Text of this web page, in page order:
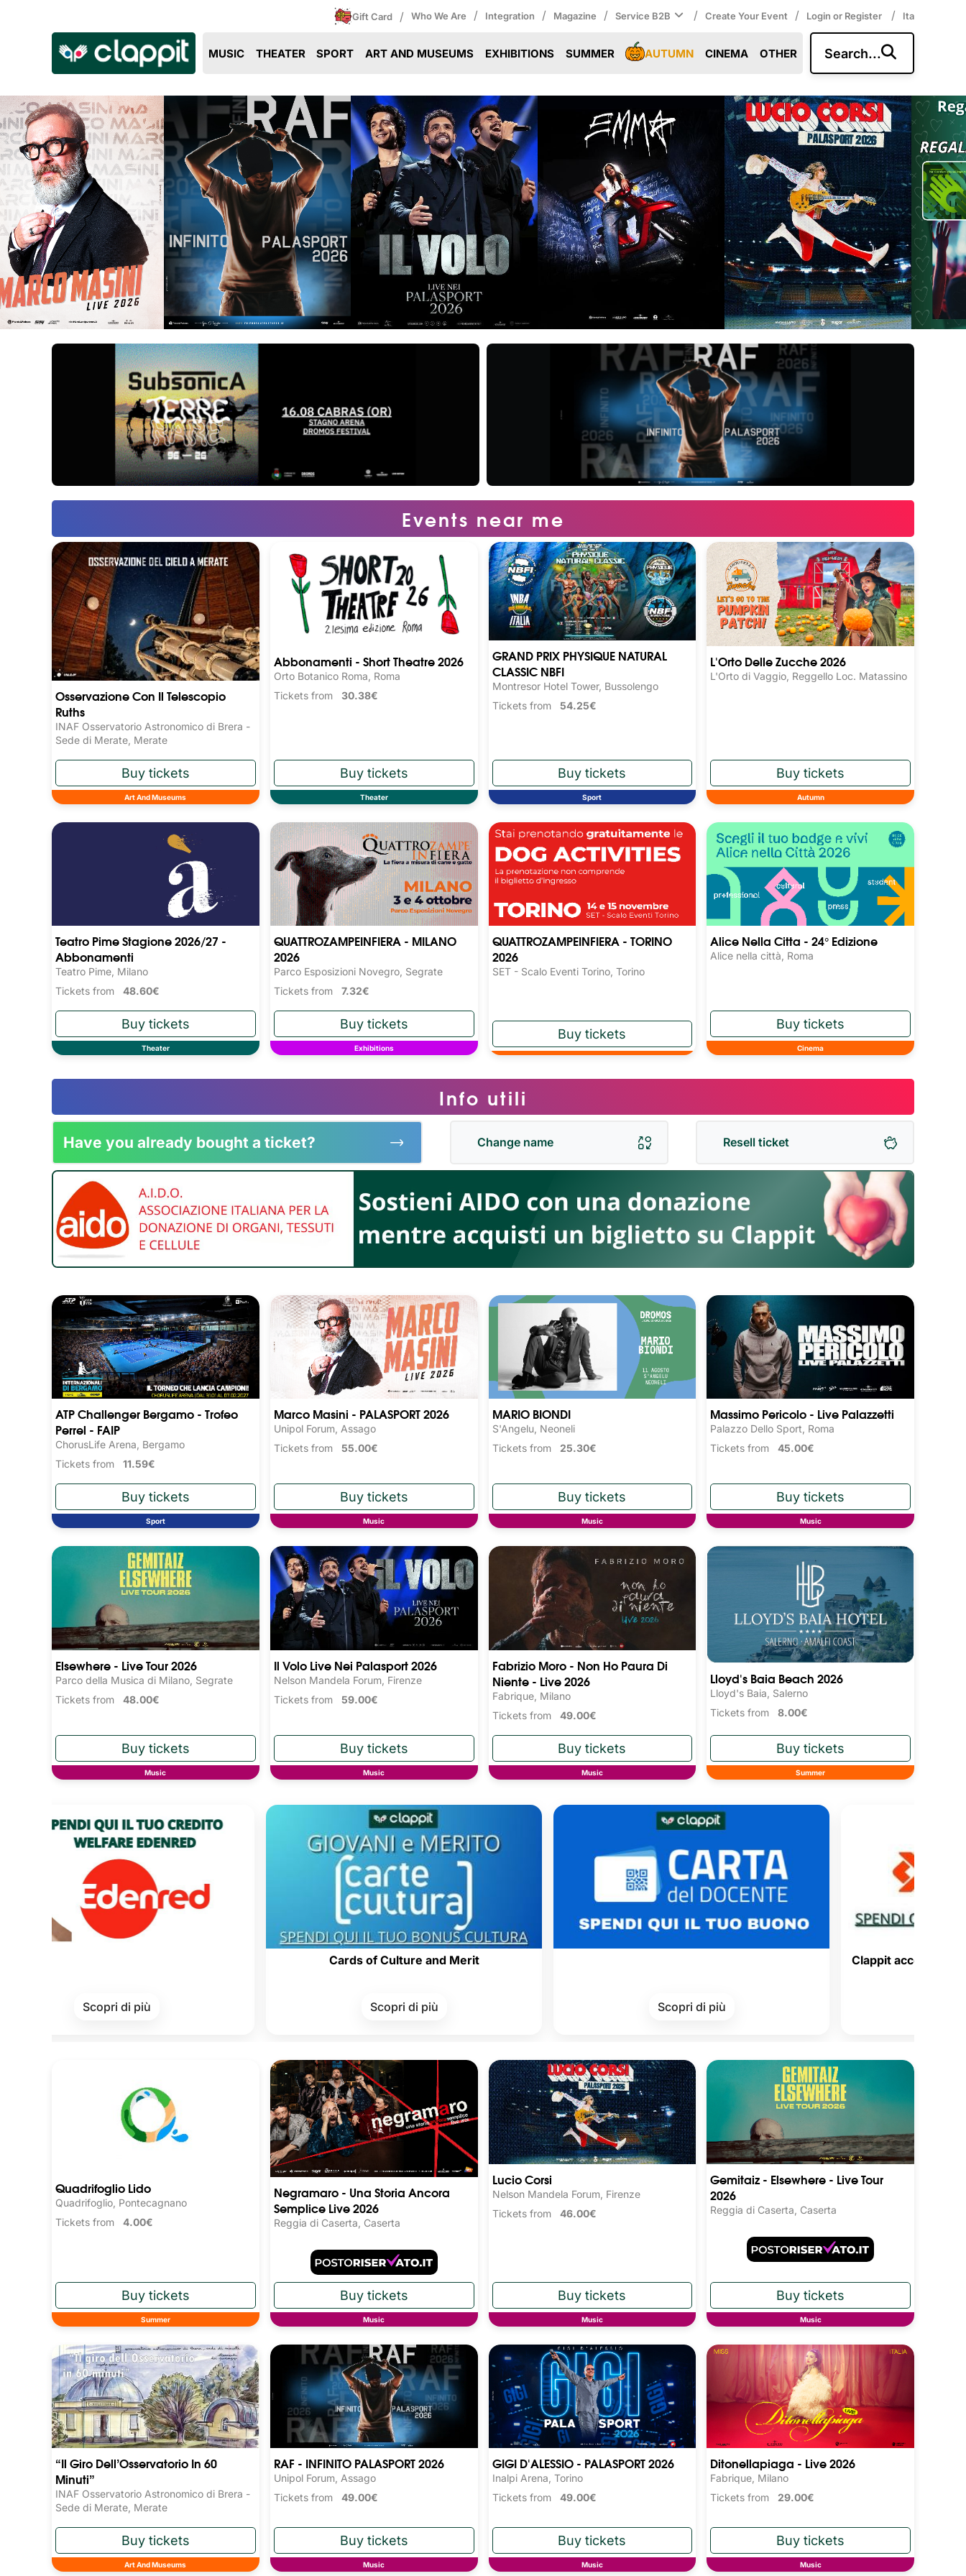
Gift Card / Who We Are / Integration / Magazine / Service B2B / Create Your Event / Login or Register / Ita
Clappit
biglietteria
MUSIC THEATER SPORT ART AND MUSEUMS EXHIBITIONS SUMMER AUTUMN CINEMA OTHER Search...
Events near me
Osservazione Con Il Telescopio
Ruths
INAF Osservatorio Astronomico di Brera -
Sede di Merate, Merate
Art And Museums
Abbonamenti - Short Theatre 2026
Orto Botanico Roma, Roma
Tickets from 30.38€
Theater
GRAND PRIX PHYSIQUE NATURAL
CLASSIC NBFI
Montresor Hotel Tower, Bussolengo
Tickets from 54.25€
Sport
L'Orto Delle Zucche 2026
L'Orto di Vaggio, Reggello Loc. Matassino
Autumn
Teatro Pime Stagione 2026/27 -
Abbonamenti
Teatro Pime, Milano
Tickets from 48.60€
Theater
QUATTROZAMPEINFIERA - MILANO
2026
Parco Esposizioni Novegro, Segrate
Tickets from 7.32€
Exhibitions
QUATTROZAMPEINFIERA - TORINO
2026
SET - Scalo Eventi Torino, Torino
Alice Nella Citta - 24° Edizione
Alice nella città, Roma
Cinema
ATP Challenger Bergamo - Trofeo
Perrel - FAIP
ChorusLife Arena, Bergamo
Tickets from 11.59€
Sport
Marco Masini - PALASPORT 2026
Unipol Forum, Assago
Tickets from 55.00€
Music
MARIO BIONDI
S'Angelu, Neoneli
Tickets from 25.30€
Music
Massimo Pericolo - Live Palazzetti
Palazzo Dello Sport, Roma
Tickets from45.00€
Music
Elsewhere - Live Tour 2026
Parco della Musica di Milano, Segrate
Tickets from 48.00€
Music
Il Volo Live Nei Palasport 2026
Nelson Mandela Forum, Firenze
Tickets from 59.00€
Music
Fabrizio Moro - Non Ho Paura Di
Niente - Live 2026
Fabrique, Milano
Tickets from 49.00€
Music
Lloyd's Baia Beach 2026
Lloyd's Baia, Salerno
Tickets from8.00€
Summer
Quadrifoglio Lido
Quadrifoglio, Pontecagnano
Tickets from 4.00€
Summer
Negramaro - Una Storia Ancora
Semplice Live 2026
Reggia di Caserta, Caserta
Music
Lucio Corsi
Nelson Mandela Forum, Firenze
Tickets from 46.00€
Music
Gemitaiz - Elsewhere - Live Tour
2026
Reggia di Caserta, Caserta
Music
“Il Giro Dell’Osservatorio In 60
Minuti”
INAF Osservatorio Astronomico di Brera -
Sede di Merate, Merate
Art And Museums
RAF - INFINITO PALASPORT 2026
Unipol Forum, Assago
Tickets from 49.00€
Music
GIGI D'ALESSIO - PALASPORT 2026
Inalpi Arena, Torino
Tickets from 49.00€
Music
Ditonellapiaga - Live 2026
Fabrique, Milano
Tickets from 29.00€
Music
Info utili
Have you already bought a ticket? Change name Resell ticket
Scopri di più
Cards of Culture and Merit
Scopri di più Scopri di più
Clappit accepts Satispay